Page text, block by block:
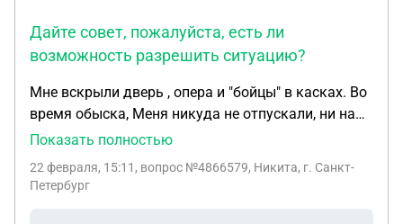
Дайте совет, пожалуйста, есть ли
возможность разрешить ситуацию?
Мне вскрыли дверь , опера и "бойцы" в касках. Во
время обыска, Меня никуда не отпускали, ни на
шаг, буквально, . И расспрашивали двое оперов.
примерно 5-50, а в отделение уезжали, где то в 7-
Показать полностью
22 февраля, 15:11 , вопрос №4866579, Никита, г. Санкт-
Петербург